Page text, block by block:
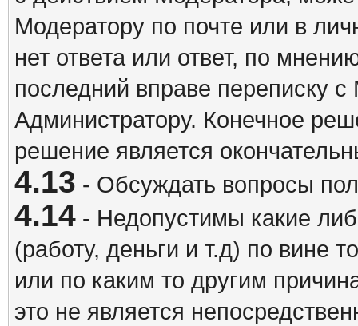
Модератору по почте или в
нет ответа или ответ, по
последний вправе переписку
Администратору. Конечное
решение является
4.13 - Обсуждать вопросы
4.14- Недопустимы какие
(работу, деньги и т.д) по вине
или по каким то другим
это не является